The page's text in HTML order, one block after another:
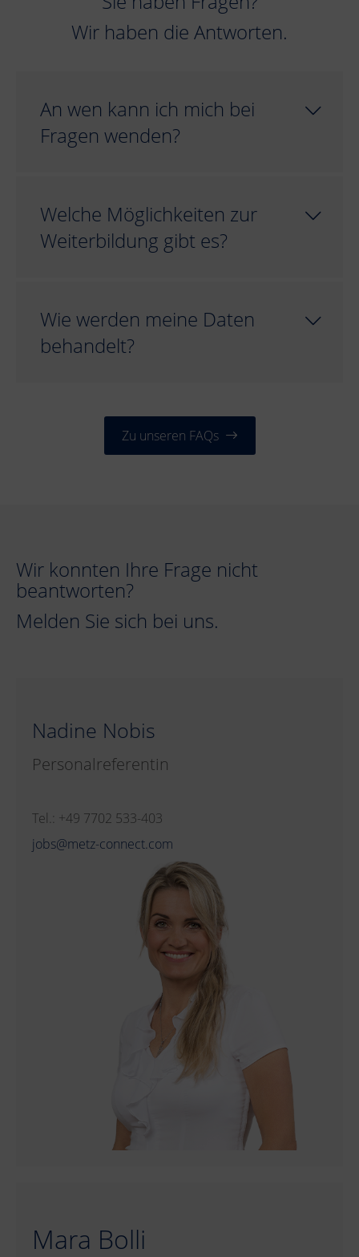
Wir haben die Antworten.
An wen kann ich mich bei
Fragen wenden?
Welche Möglichkeiten zur
Weiterbildung gibt es?
Wie werden meine Daten
behandelt?
Zu unseren FAQs
Wir konnten Ihre Frage nicht
beantworten?
Melden Sie sich bei uns.
Nadine Nobis
Personalreferentin
Tel.: +49 7702 533-403
jobs@metz-connect.com
Mara Bolli